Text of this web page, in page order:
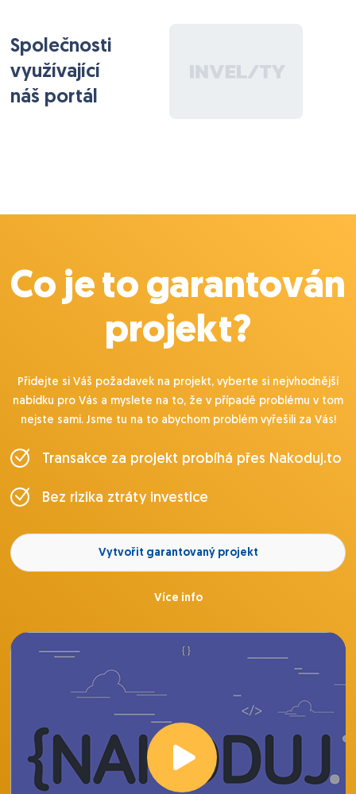
Společnosti
využívající
náš portál
Co je to garantován
projekt?
Přidejte si Váš požadavek na projekt, vyberte si nejvhodnější
nabídku pro Vás a myslete na to, že v případě problému v tom
nejste sami. Jsme tu na to abychom problém vyřešili za Vás!
Transakce za projekt probíhá přes Nakoduj.to
Bez rizika ztráty investice
Vytvořit garantovaný projekt
Více info